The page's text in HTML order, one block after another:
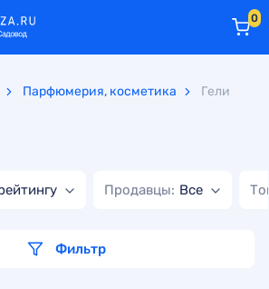
0
Парфюмерия, косметика Гели
Продавцы: Все
Фильтр